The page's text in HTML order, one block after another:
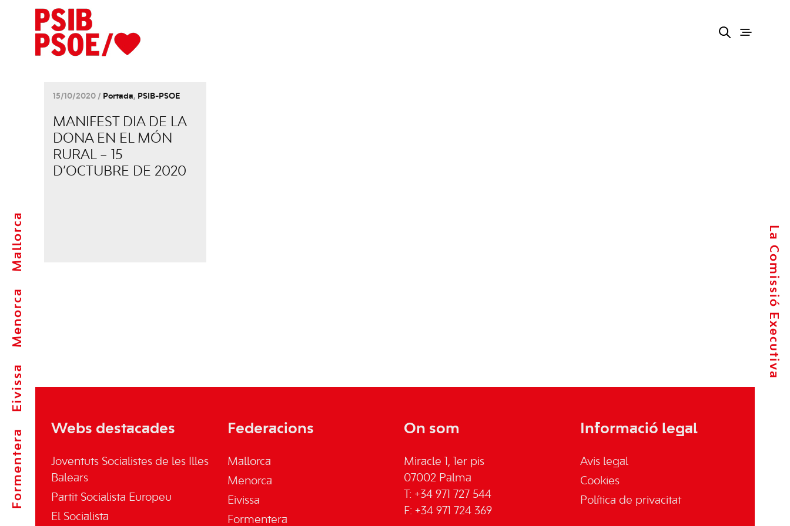
Formentera
Eivissa
Menorca
Mallorca La Comissió Executiva
15/10/2020 / Portada, PSIB-PSOE
MANIFEST DIA DE LA
DONA EN EL MÓN
RURAL – 15
D’OCTUBRE DE 2020
Webs destacades
Joventuts Socialistes de les Illes
Balears
Partit Socialista Europeu
El Socialista
Federacions
Mallorca
Menorca
Eivissa
Formentera
On som
Miracle 1, 1er pis
07002 Palma
T: +34 971 727 544
F: +34 971 724 369
Informació legal
Avis legal
Cookies
Política de privacitat